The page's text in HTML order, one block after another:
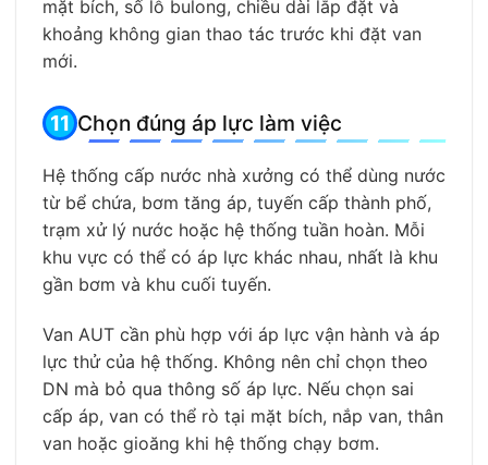
mặt bích, số lỗ bulong, chiều dài lắp đặt và
khoảng không gian thao tác trước khi đặt van
mới.
Chọn đúng áp lực làm việc
Hệ thống cấp nước nhà xưởng có thể dùng nước
từ bể chứa, bơm tăng áp, tuyến cấp thành phố,
trạm xử lý nước hoặc hệ thống tuần hoàn. Mỗi
khu vực có thể có áp lực khác nhau, nhất là khu
gần bơm và khu cuối tuyến.
Van AUT cần phù hợp với áp lực vận hành và áp
lực thử của hệ thống. Không nên chỉ chọn theo
DN mà bỏ qua thông số áp lực. Nếu chọn sai
cấp áp, van có thể rò tại mặt bích, nắp van, thân
van hoặc gioăng khi hệ thống chạy bơm.